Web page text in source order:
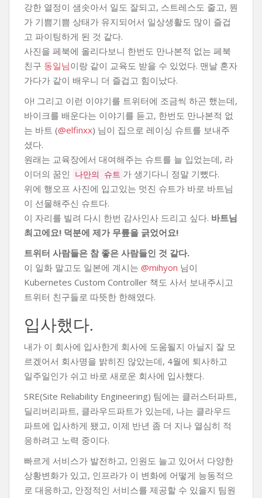
강한 열정이 샘솟아서 일도 잘되고, 스트레스도 줄고, 뭔
가 기쁨기쁨 상태가 유지되어서 일상생활도 많이 즐겁
고 파이팅하게 된 것 같다.
사진을 페북에 올리다보니 한번도 만나본적 없는 페북
친구 동일님이랑 같이 교육도 받을 수 있었다. 맨날 혼자
가다가 같이 배우니 더 즐겁고 힘이났다.
아! 그리고 이런 이야기를 트위터에 조금씩 하곤 했는데,
바이크를 배운다는 이야기를 듣고, 한번도 만나본적 없
는 바트 (@elfinxx) 님이 집으로 레이싱 슈트를 보내주
셨다.
원래는 교육장에서 대여해주는 슈트를 늘 입었는데, 라
이더의 꿈인
나만의 슈트 가 생기다니 정말 기뻤다.
위에 행오프 사진에 입고있는 멋진 슈트가 바로 바트님
이 선물해주신 슈트다.
이 자리를 빌려 다시 한번 감사인사 드리고 싶다. 바트님
최고에요! 덕분에 제가 무릎을 긁었어요!
트위터 사람들은 참 좋은 사람들인 것 같다.
이 일화 말고도 일본에 계시는 @mihyon 님이
Kubernetes Custom Controller 책도 사서 보내주시고
트위터 친구들로 따뜻한 한해였다.
입사했다.
내가 이 회사에 입사한게 회사에 도움될지 아닐지 잘 모
르겠어서 회사명을 밝히진 않았는데, 4월에 퇴사하고
일주일인가 쉬고 바로 새로운 회사에 입사했다.
SRE(Site Reliability Engineering) 팀에는 클러스터파트,
딜리버리파트, 클라우드파트가 있는데, 나는 클라우드
파트에 입사하게 됐고, 이제 반년 좀 더 지나 열심히 적
응하려고 노력 중이다.
빠르게 서비스가 발전하고, 인원도 늘고 있어서 다양한
상황변화가 있고, 인프라가 이 변화에 어떻게 능동적으
로 대응하고, 안정적인 서비스를 제공할 수 있을지 팀원